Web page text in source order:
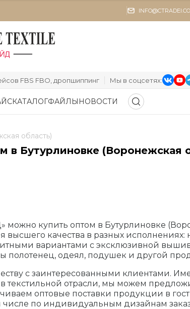
FBS FBO, дропшиппинг Мы в соцсетях:
КАТАЛОГФАЙЛЫ НОВОСТИ
область)
в Бутурлиновке (Воронежская
можно купить оптом в Бутурлиновке
качества в разных исполнениях:
вариантами с эксклюзивной
полотенец, одеял, подушек и другой
с заинтересованными клиентами.
текстильной отрасли, мы можем
оптовые поставки продукции в
по индивидуальным дизайнам